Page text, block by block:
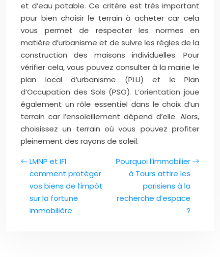
et d’eau potable. Ce critère est très important
pour bien choisir le terrain à acheter car cela
vous permet de respecter les normes en
matière d’urbanisme et de suivre les règles de la
construction des maisons individuelles. Pour
vérifier cela, vous pouvez consulter à la mairie le
plan local d’urbanisme (PLU) et le Plan
d’Occupation des Sols (PSO). L’orientation joue
également un rôle essentiel dans le choix d’un
terrain car l’ensoleillement dépend d’elle. Alors,
choisissez un terrain où vous pouvez profiter
pleinement des rayons de soleil.
LMNP et IFI :
comment protéger
vos biens de l’impôt
sur la fortune
immobilière
Pourquoi l’immobilier
à Tours attire les
parisiens à la
recherche d’espace
?